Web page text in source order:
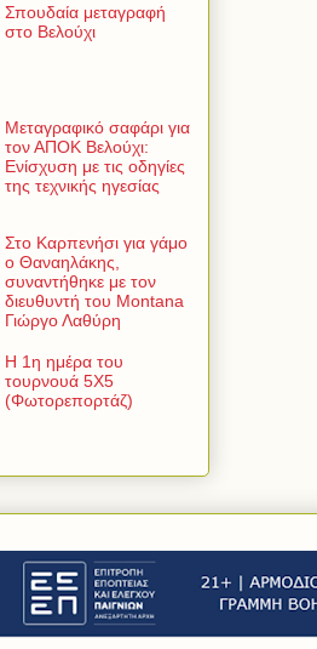
Σπουδαία μεταγραφή
στο Βελούχι
Μεταγραφικό σαφάρι για
τον ΑΠΟΚ Βελούχι:
Ενίσχυση με τις οδηγίες
της τεχνικής ηγεσίας
Στο Καρπενήσι για γάμο
ο Θαναηλάκης,
συναντήθηκε με τον
διευθυντή του Montana
Γιώργο Λαθύρη
Η 1η ημέρα του
τουρνουά 5Χ5
(Φωτορεπορτάζ)